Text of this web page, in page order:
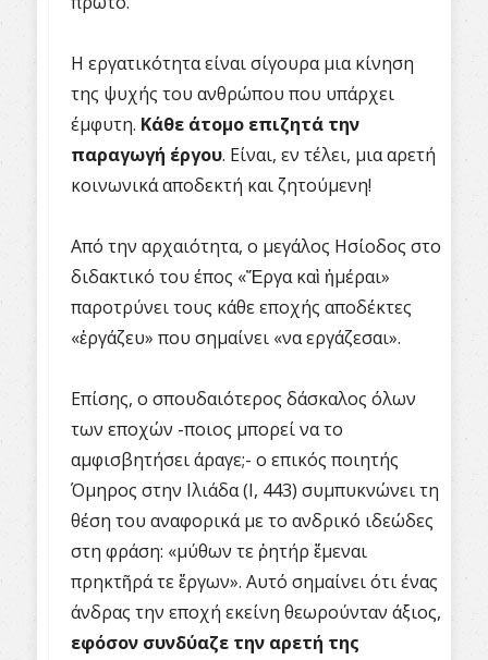
Η εργατικότητα είναι σίγουρα μια κίνηση
της ψυχής του ανθρώπου που υπάρχει
έμφυτη. Κάθε άτομο επιζητά την
παραγωγή έργου. Είναι, εν τέλει, μια αρετή
κοινωνικά αποδεκτή και ζητούμενη!
Από την αρχαιότητα, ο μεγάλος Ησίοδος στο
διδακτικό του έπος «Ἔργα καὶ ἡμέραι»
παροτρύνει τους κάθε εποχής αποδέκτες
«ἐργάζευ» που σημαίνει «να εργάζεσαι».
Επίσης, ο σπουδαιότερος δάσκαλος όλων
των εποχών -ποιος μπορεί να το
αμφισβητήσει άραγε;- ο επικός ποιητής
Όμηρος στην Ιλιάδα (Ι, 443) συμπυκνώνει τη
θέση του αναφορικά με το ανδρικό ιδεώδες
στη φράση: «μύθων τε ῥητήρ ἔμεναι
πρηκτῆρά τε ἔργων». Αυτό σημαίνει ότι ένας
άνδρας την εποχή εκείνη θεωρούνταν άξιος,
εφόσον συνδύαζε την αρετή της